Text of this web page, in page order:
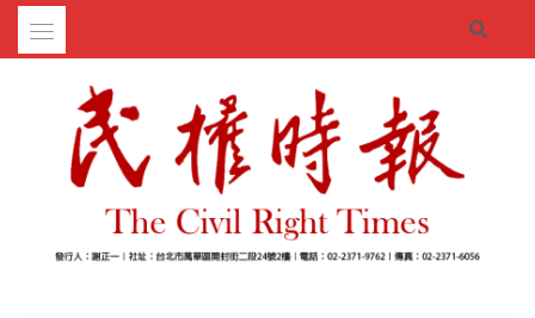
Skip